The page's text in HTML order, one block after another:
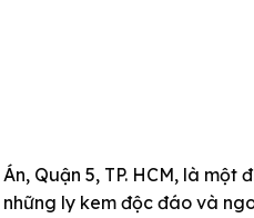
Quận 5, TP. HCM, là một
ly kem độc đáo và